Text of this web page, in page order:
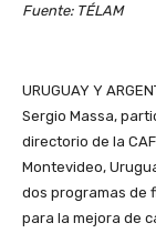
Fuente: TÉLAM
URUGUAY Y
Sergio Massa,
directorio de la
Montevideo,
dos programas de
para la mejora de